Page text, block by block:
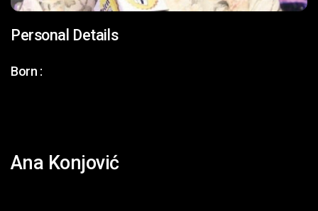
Personal Details
Born :
Ana Konjović